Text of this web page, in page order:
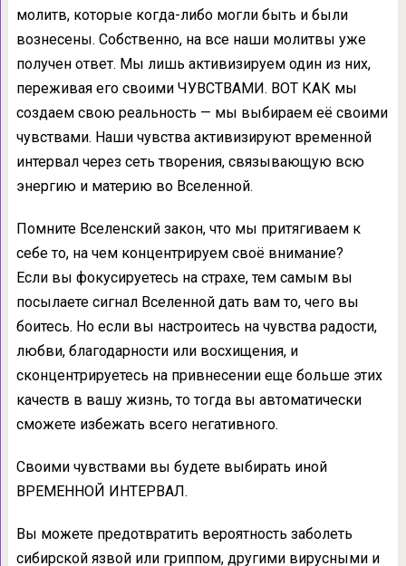
молитв, которые когда-либо могли быть и были
вознесены. Собственно, на все наши молитвы уже
получен ответ. Мы лишь активизируем один из них,
переживая его своими ЧУВСТВАМИ. ВОТ КАК мы
создаем свою реальность — мы выбираем её своими
чувствами. Наши чувства активизируют временной
интервал через сеть творения, связывающую всю
энергию и материю во Вселенной.
Помните Вселенский закон, что мы притягиваем к
себе то, на чем концентрируем своё внимание?
Если вы фокусируетесь на страхе, тем самым вы
посылаете сигнал Вселенной дать вам то, чего вы
боитесь. Но если вы настроитесь на чувства радости,
любви, благодарности или восхищения, и
сконцентрируетесь на привнесении еще больше этих
качеств в вашу жизнь, то тогда вы автоматически
сможете избежать всего негативного.
Своими чувствами вы будете выбирать иной
ВРЕМЕННОЙ ИНТЕРВАЛ.
Вы можете предотвратить вероятность заболеть
сибирской язвой или гриппом, другими вирусными и